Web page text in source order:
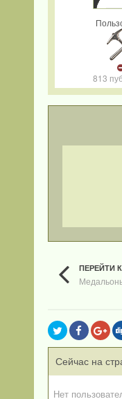
813
ПЕРЕЙТИ
Сейчас на
Нет